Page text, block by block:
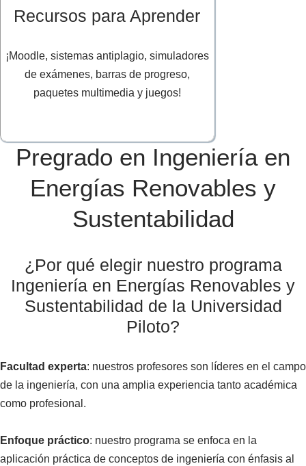
Recursos para Aprender
¡Moodle, sistemas antiplagio, simuladores
de exámenes, barras de progreso,
paquetes multimedia y juegos!
Pregrado en Ingeniería en
Energías Renovables y
Sustentabilidad
¿Por qué elegir nuestro programa
Ingeniería en Energías Renovables y
Sustentabilidad de la Universidad
Piloto?
Facultad experta: nuestros profesores son líderes en el campo
de la ingeniería, con una amplia experiencia tanto académica
como profesional.
Enfoque práctico: nuestro programa se enfoca en la
aplicación práctica de conceptos de ingeniería con énfasis al